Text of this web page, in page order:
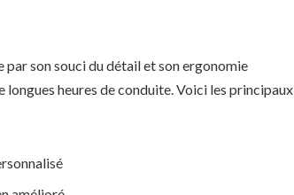
par son souci du détail et son ergonomie
heures de conduite. Voici les principaux